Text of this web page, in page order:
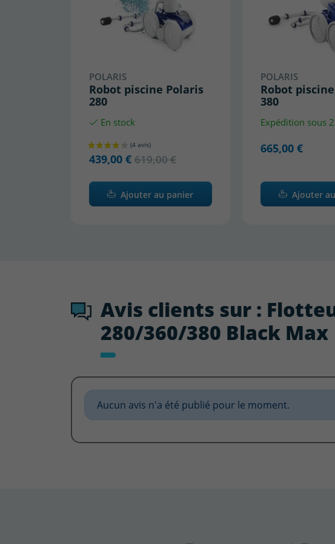
POLARIS
Robot piscine Polaris
280
En stock
439,00 € 619,00 €
Ajouter au panier
POLARIS
Robot
380
Expédition sous
665,00 €
Ajouter
Avis clients sur :
280/360/380 Black Max
Aucun avis n'a été publié pour le moment.